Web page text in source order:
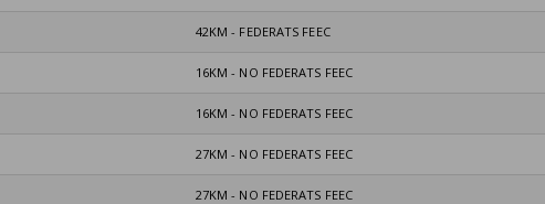
42KM - FEDERATS FEEC
16KM - NO FEDERATS FEEC
16KM - NO FEDERATS FEEC
27KM - NO FEDERATS FEEC
27KM - NO FEDERATS FEEC